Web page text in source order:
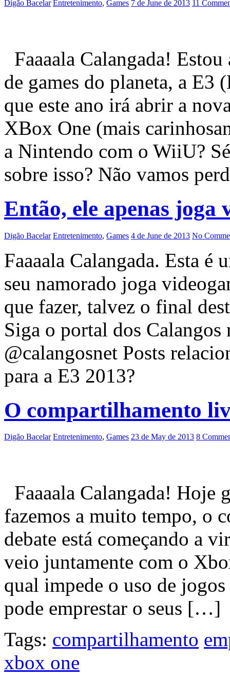
Digão Bacelar Entretenimento, Games 7 de June de 2013 11
Faaaala Calangada!
de games do planeta, a
que este ano irá abrir a
XBox One (mais
a Nintendo com o WiiU?
sobre isso? Não vamos
Então, ele apenas joga
Digão Bacelar Entretenimento, Games 4 de June de 2013 No
Faaaala Calangada. Esta é
seu namorado joga
que fazer, talvez o final
Siga o portal dos Calangos
@calangosnet Posts
para a E3 2013?
O compartilhamento
Digão Bacelar Entretenimento, Games 23 de May de 2013 8
Faaaala Calangada! Hoje
fazemos a muito tempo, o
debate está começando a
veio juntamente com o
qual impede o uso de
pode emprestar o seus […]
Tags: compartilhamento
xbox one